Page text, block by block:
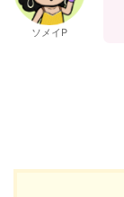
ソメイP